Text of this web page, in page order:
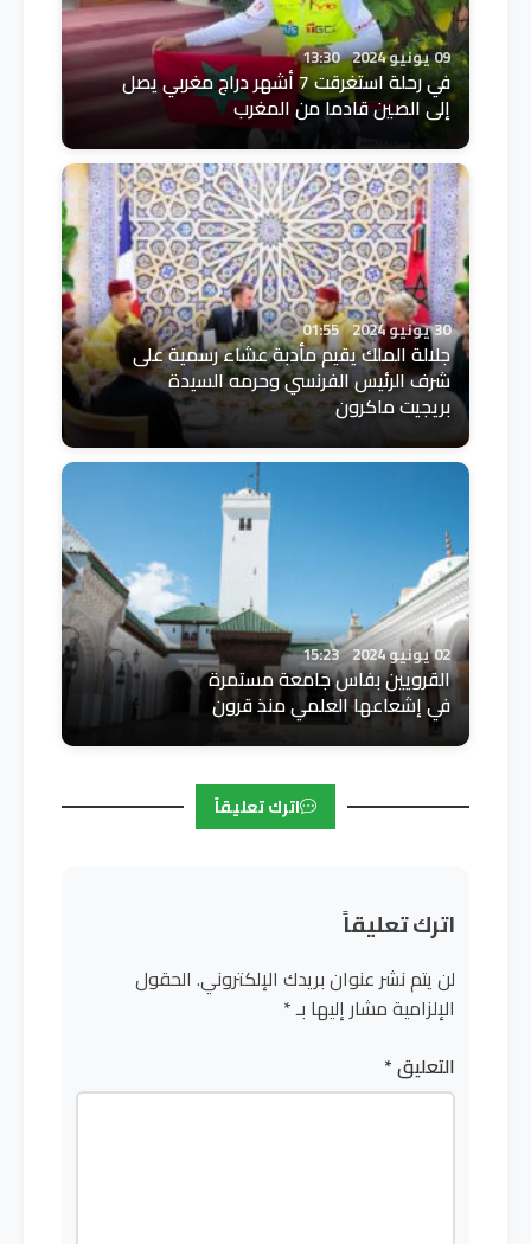
09 يونيو 2024 13:30
في رحلة استغرقت 7 أشهر دراج مغربي يصل
إلى الصين قادما من المغرب
30 يونيو 2024 01:55
جلالة الملك يقيم مأدبة عشاء رسمية على
شرف الرئيس الفرنسي وحرمه السيدة
بريجيت ماكرون
02 يونيو 2024 15:23
القرويين بفاس جامعة مستمرة
في إشعاعها العلمي منذ قرون
اترك تعليقاً
اترك تعليقاً
لن يتم نشر عنوان بريدك الإلكتروني. الحقول
الإلزامية مشار إليها بـ*
التعليق*